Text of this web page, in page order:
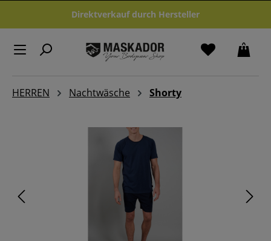
Zum Hauptinhalt springenDirektverkauf durch Hersteller
HERREN Nachtwäsche Shorty